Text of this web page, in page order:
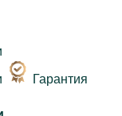
Гарантия